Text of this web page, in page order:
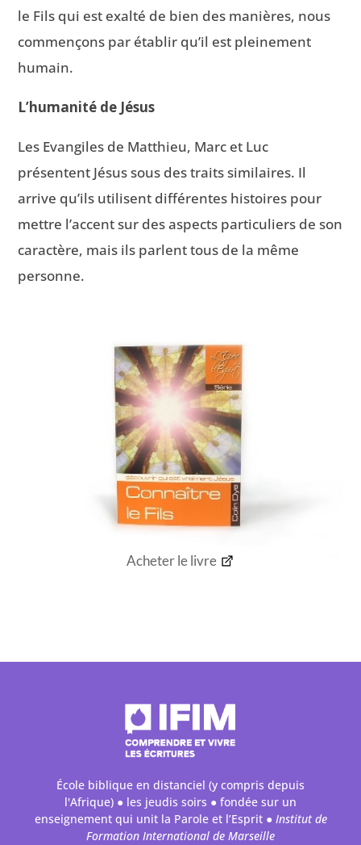
le Fils qui est exalté de bien des manières, nous
commençons par établir qu’il est pleinement
humain.
L’humanité de Jésus
Les Evangiles de Matthieu, Marc et Luc
présentent Jésus sous des traits similaires. Il
arrive qu’ils utilisent différentes histoires pour
mettre l’accent sur des aspects particuliers de son
caractère, mais ils parlent tous de la même
personne.
Acheter le livre
École biblique en distanciel (y compris depuis
l'Afrique) ● les jeudis soirs ● fondée sur un
enseignement qui unit la Parole et l’Esprit ● Institut de
Formation International de Marseille